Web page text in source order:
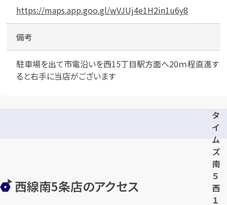
https://maps.app.goo.gl/wVJUj4e1H2in1u6y8
備考
駐車場を出て市電沿いを西15丁目駅方面へ20ｍ程直進す
ると右手に当店がございます
タ
イ
ム
ズ
南
５
西
１
西線南5条店のアクセス